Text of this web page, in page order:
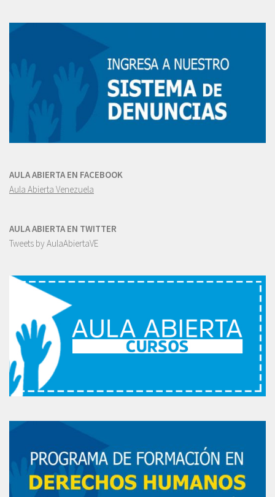
AULA ABIERTA EN FACEBOOK
Aula Abierta Venezuela
AULA ABIERTA EN TWITTER
Tweets by AulaAbiertaVE